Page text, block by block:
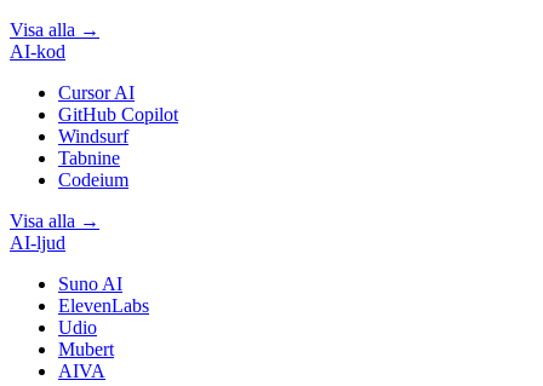
Visa alla →
AI-kod
Cursor AI
GitHub Copilot
Windsurf
Tabnine
Codeium
Visa alla →
AI-ljud
Suno AI
ElevenLabs
Udio
Mubert
AIVA